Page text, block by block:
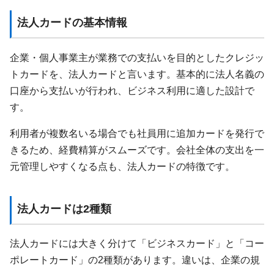
法人カードの基本情報
企業・個人事業主が業務での支払いを目的としたクレジッ
トカードを、法人カードと言います。基本的に法人名義の
口座から支払いが行われ、ビジネス利用に適した設計で
す。
利用者が複数名いる場合でも社員用に追加カードを発行で
きるため、経費精算がスムーズです。会社全体の支出を一
元管理しやすくなる点も、法人カードの特徴です。
法人カードは2種類
法人カードには大きく分けて「ビジネスカード」と「コー
ポレートカード」の2種類があります。違いは、企業の規